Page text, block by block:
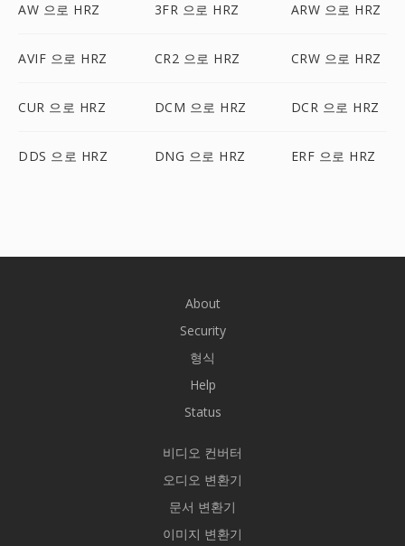
AW 으로 HRZ 3FR 으로 HRZ ARW 으로 HRZ
AVIF 으로 HRZ CR2 으로 HRZ CRW 으로 HRZ
CUR 으로 HRZ DCM 으로 HRZ DCR 으로 HRZ
DDS 으로 HRZ DNG 으로 HRZ ERF 으로 HRZ
About
Security
형식
Help
Status
비디오 컨버터
오디오 변환기
문서 변환기
이미지 변환기